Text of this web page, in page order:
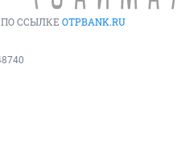
ССЫЛКЕ OTPBANK.RU